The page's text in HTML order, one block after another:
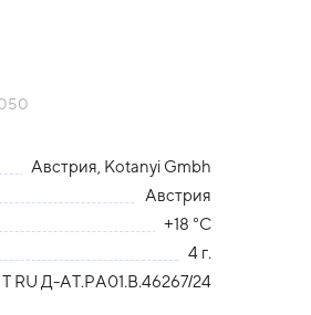
Австрия, Kotanyi Gmbh
Австрия
+18 °С
4 г.
RU Д-АТ.РА01.В.46267/24